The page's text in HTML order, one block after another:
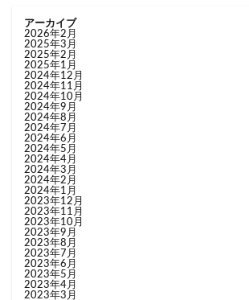
アーカイブ
2026年2月
2025年3月
2025年2月
2025年1月
2024年12月
2024年11月
2024年10月
2024年9月
2024年8月
2024年7月
2024年6月
2024年5月
2024年4月
2024年3月
2024年2月
2024年1月
2023年12月
2023年11月
2023年10月
2023年9月
2023年8月
2023年7月
2023年6月
2023年5月
2023年4月
2023年3月